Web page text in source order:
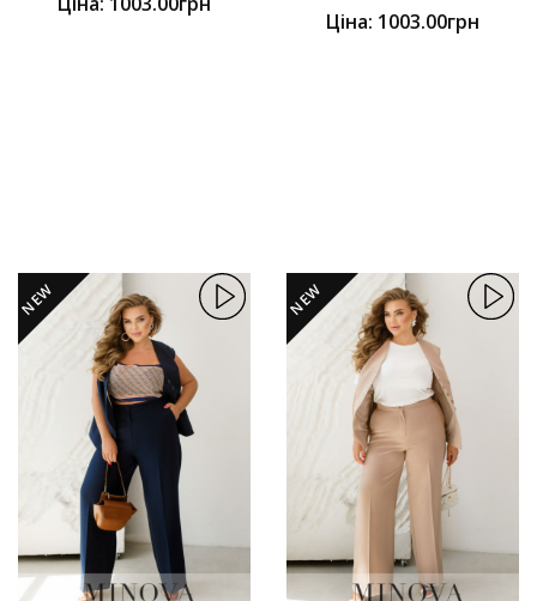
Ціна: 1003.00грн
NEW NEW